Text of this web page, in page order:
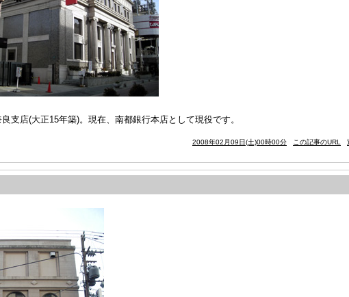
良支店(大正15年築)。現在、南都銀行本店として現役です。
2008年02月09日(土)00時00分 この記事のURL